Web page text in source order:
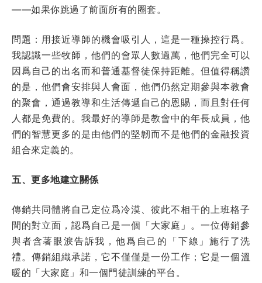
——如果你跳過了前面所有的圈套。
問題：用接近導師的機會吸引人，這是一種操控行爲。
我認識一些牧師，他們的會眾人數過萬，他們完全可以
因爲自己的出名而和普通基督徒保持距離。但值得稱讚
的是，他們會安排與人會面，他們仍然定期參與本教會
的聚會，通過教導和生活傳遞自己的恩賜，而且對任何
人都是免費的。我最好的導師是教會中的年長成員，他
們的智慧更多的是由他們的堅韌而不是他們的金融投資
組合來定義的。
五、更多地建立關係
傳銷共同體將自己定位爲冷漠、彼此不相干的上班格子
間的對立面，認爲自己是一個「大家庭」。一位傳銷參
與者含著眼淚告訴我，他爲自己的「下線」施行了洗
禮。傳銷組織承諾，它不僅僅是一份工作；它是一個溫
暖的「大家庭」和一個門徒訓練的平台。